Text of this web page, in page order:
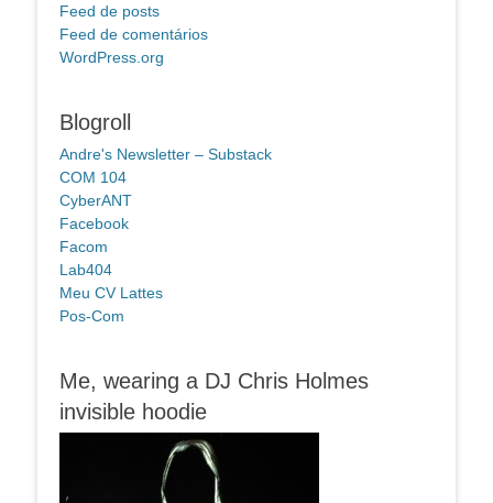
Feed de posts
Feed de comentários
WordPress.org
Blogroll
Andre's Newsletter – Substack
COM 104
CyberANT
Facebook
Facom
Lab404
Meu CV Lattes
Pos-Com
Me, wearing a DJ Chris Holmes
invisible hoodie